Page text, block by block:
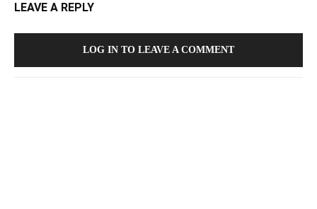
LEAVE A REPLY
LOG IN TO LEAVE A COMMENT